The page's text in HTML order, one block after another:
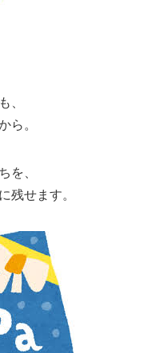
、
ら。
を、
残せます。